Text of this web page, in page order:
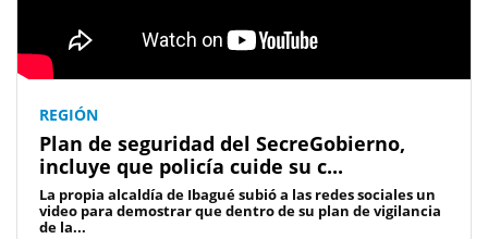
REGIÓN
Plan de seguridad del SecreGobierno,
incluye que policía cuide su c...
La propia alcaldía de Ibagué subió a las redes sociales un
video para demostrar que dentro de su plan de vigilancia
de la...